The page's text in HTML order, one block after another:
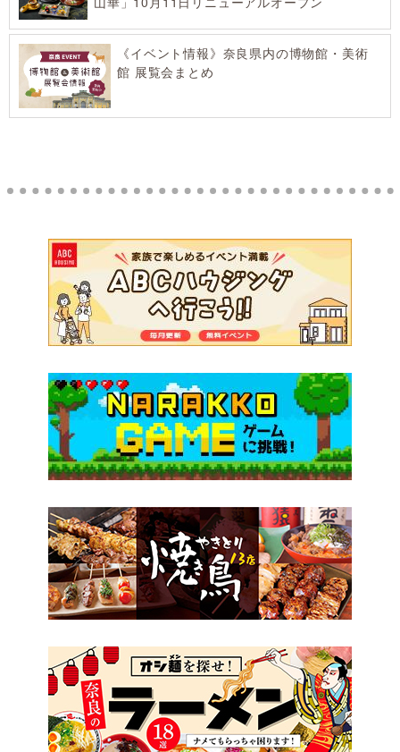
《イベント情報》奈良県内の博物館・美術
館 展覧会まとめ